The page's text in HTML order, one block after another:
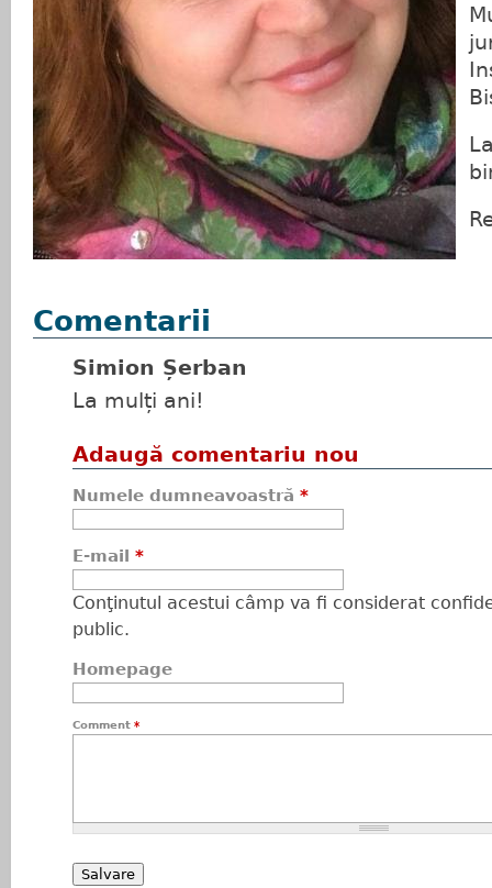
Comentarii
Simion Șerban
La mulți ani!
Adaugă comentariu nou
Numele dumneavoastră *
E-mail *
Conţinutul acestui câmp va fi considerat
public.
Homepage
Comment *